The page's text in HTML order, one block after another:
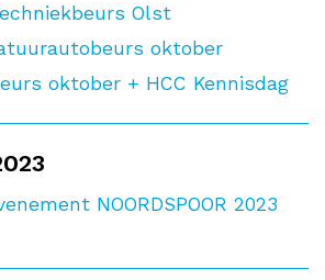
Olst
oktober
oktober + HCC Kennisdag
NOORDSPOOR 2023